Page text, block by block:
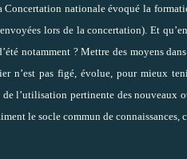
Concertation nationale évoqué la
lors de la concertation). Et
notamment ? Mettre des moyens
n’est pas figé, évolue, pour mieux
l’utilisation pertinente des nouveaux
le socle commun de connaissances,